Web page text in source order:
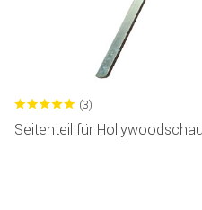
(3)
Seitenteil für